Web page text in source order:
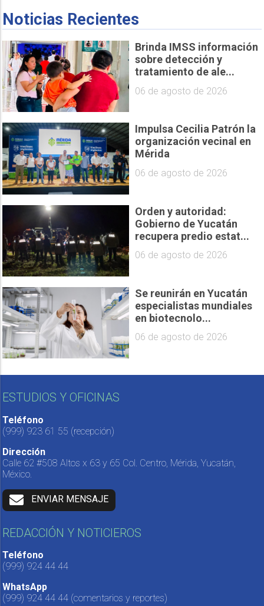
Noticias Recientes
Brinda IMSS información
sobre detección y
tratamiento de ale...
06 de agosto de 2026
Impulsa Cecilia Patrón la
organización vecinal en
Mérida
06 de agosto de 2026
Orden y autoridad:
Gobierno de Yucatán
recupera predio estat...
06 de agosto de 2026
Se reunirán en Yucatán
especialistas mundiales
en biotecnolo...
06 de agosto de 2026
ESTUDIOS Y OFICINAS
Teléfono
(999) 923 61 55 (recepción)
Dirección
Calle 62 #508 Altos x 63 y 65 Col. Centro, Mérida, Yucatán,
México.
ENVIAR MENSAJE
REDACCIÓN Y NOTICIEROS
Teléfono
(999) 924 44 44
WhatsApp
(999) 924 44 44 (comentarios y reportes)